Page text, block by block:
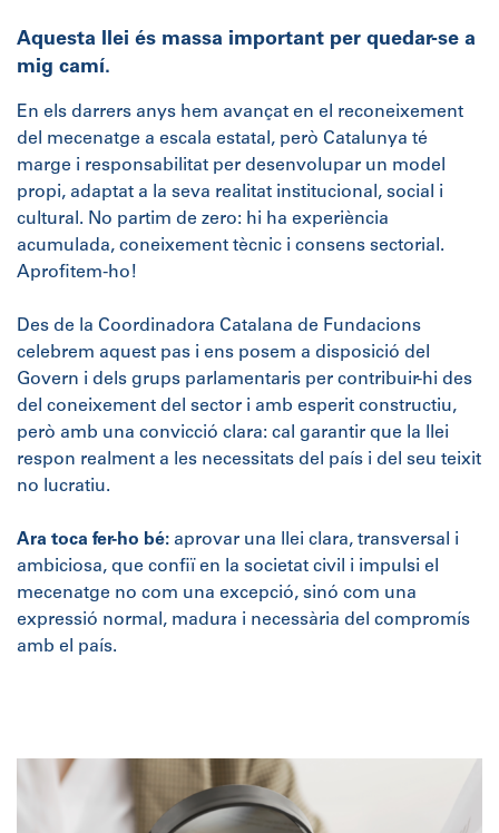
Aquesta llei és massa important per quedar-se a
mig camí.
En els darrers anys hem avançat en el reconeixement
del mecenatge a escala estatal, però Catalunya té
marge i responsabilitat per desenvolupar un model
propi, adaptat a la seva realitat institucional, social i
cultural. No partim de zero: hi ha experiència
acumulada, coneixement tècnic i consens sectorial.
Aprofitem-ho!
Des de la Coordinadora Catalana de Fundacions
celebrem aquest pas i ens posem a disposició del
Govern i dels grups parlamentaris per contribuir-hi des
del coneixement del sector i amb esperit constructiu,
però amb una convicció clara: cal garantir que la llei
respon realment a les necessitats del país i del seu teixit
no lucratiu.
Ara toca fer-ho bé: aprovar una llei clara, transversal i
ambiciosa, que confiï en la societat civil i impulsi el
mecenatge no com una excepció, sinó com una
expressió normal, madura i necessària del compromís
amb el país.